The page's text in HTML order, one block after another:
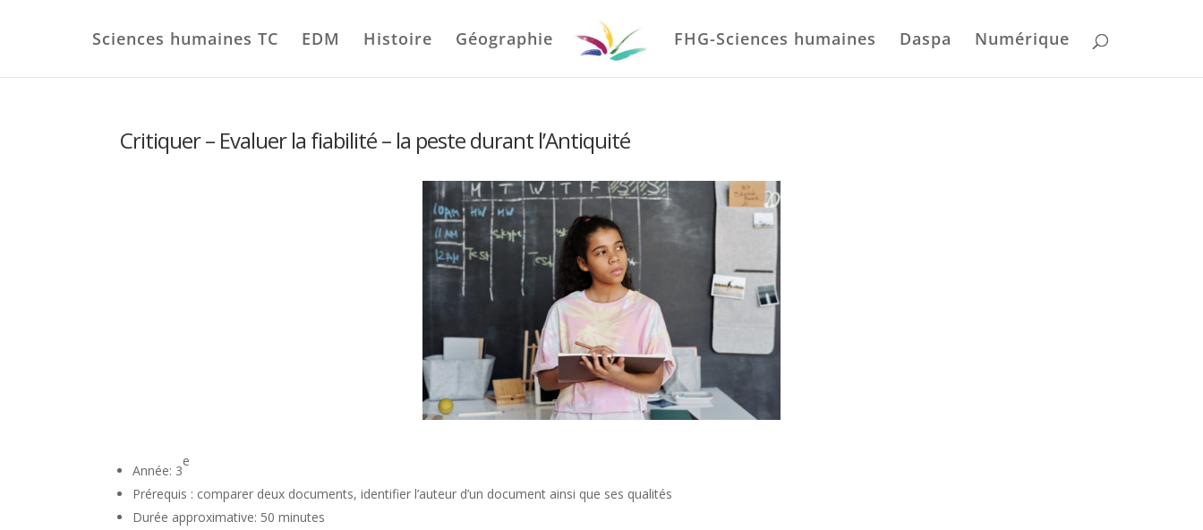
Sciences humaines TC EDM Histoire Géographie FHG-Sciences humaines Daspa Numérique
Critiquer – Evaluer la fiabilité – la peste durant l’Antiquité
Année: 3
e
Prérequis : comparer deux documents, identifier l’auteur d’un document ainsi que ses qualités
Durée approximative: 50 minutes